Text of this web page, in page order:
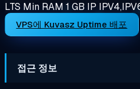
LTS Min RAM 1 GB IP
VPS에 Kuvasz Uptime 배포
접근 정보